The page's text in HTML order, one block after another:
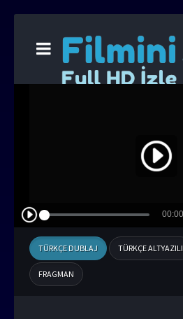
TÜRKÇE DUBLAJ TÜRKÇE ALTYAZILI
FRAGMAN